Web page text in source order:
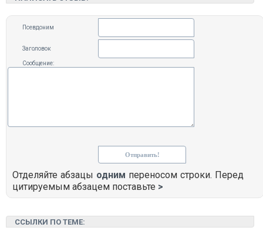
Псевдоним
Заголовок
Сообщение:
Отделяйте абзацы одним переносом строки. Перед
цитируемым абзацем поставьте >
ССЫЛКИ ПО ТЕМЕ: